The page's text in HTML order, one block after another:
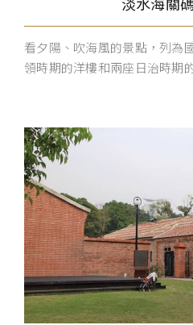
淡水海關
看夕陽、吹海風的景點，列為
領時期的洋樓和兩座日治時期